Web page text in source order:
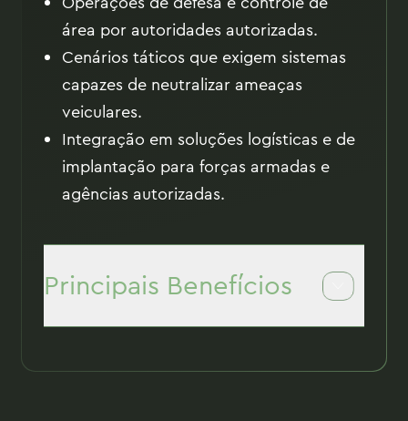
área por autoridades autorizadas.
Cenários táticos que exigem sistemas
capazes de neutralizar ameaças
veiculares.
Integração em soluções logísticas e de
implantação para forças armadas e
agências autorizadas.
Principais Benefícios